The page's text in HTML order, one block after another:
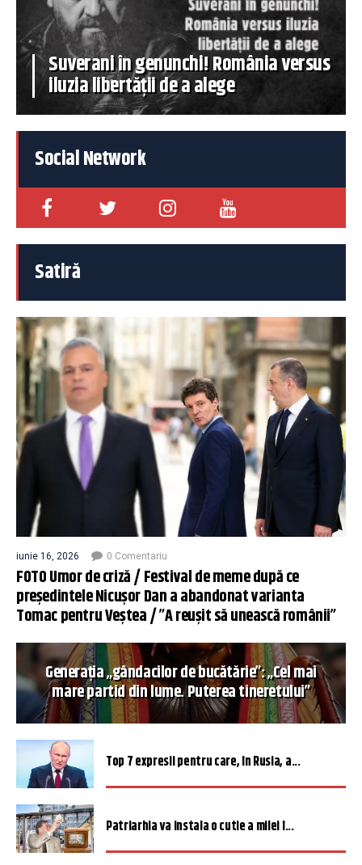
Suverani în genunchi! România versus
iluzia libertății de a alege
Social Network
Satiră
iunie 16, 2026 0 Comentariu
FOTO Umor de criză / Festival de meme după ce
președintele Nicușor Dan a abandonat varianta
Tomac pentru Veștea / ”A reușit să unească românii”
Generația „gândacilor de bucătărie”: „Cel mai
mare partid din lume. Puterea tineretului”
Top 7 expresii pentru care, în Rusia, a...
Patriarhia va instala o cutie a milei î...